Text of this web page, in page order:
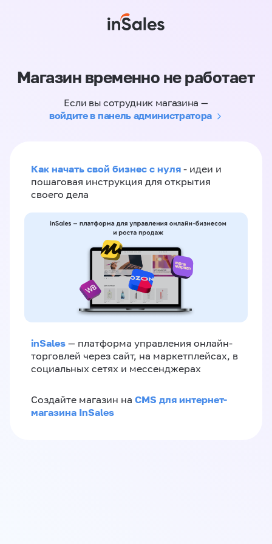
Магазин временно не работает
Если вы сотрудник магазина —
войдите в панель администратора
Как начать свой бизнес с нуля - идеи и
пошаговая инструкция для открытия
своего дела
inSales — платформа управления онлайн-
торговлей через сайт, на маркетплейсах, в
социальных сетях и мессенджерах
Создайте магазин на CMS для интернет-
магазина InSales